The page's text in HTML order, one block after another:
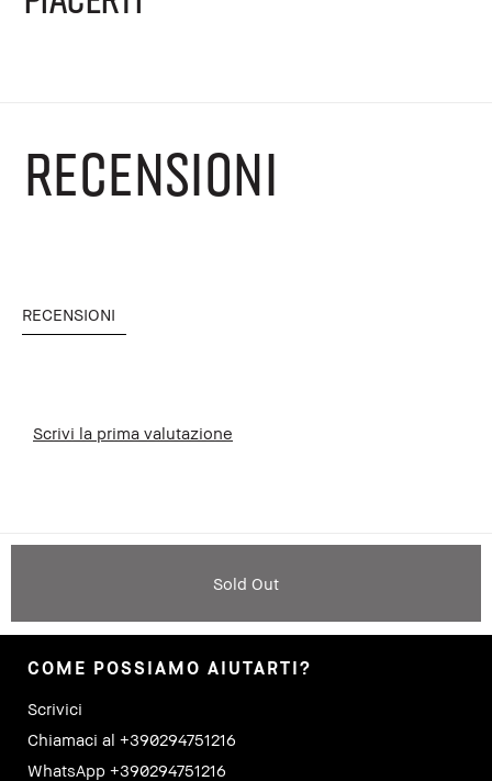
RECENSIONI
RECENSIONI
Scrivi la prima valutazione
Sold Out
COME POSSIAMO AIUTARTI?
Scrivici
Chiamaci al +390294751216
WhatsApp +390294751216